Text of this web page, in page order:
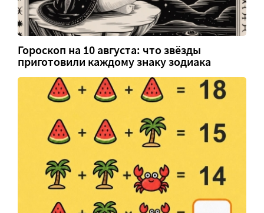
Гороскоп на 10 августа: что звёзды
приготовили каждому знаку зодиака